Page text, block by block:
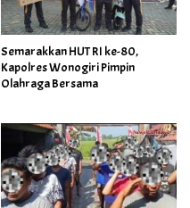
Semarakkan HUT RI ke-80,
Kapolres Wonogiri Pimpin
Olahraga Bersama